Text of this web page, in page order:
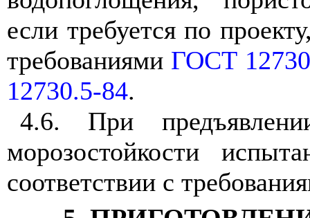
если требуется по
требованиями ГОСТ
12730.5-84.
4.6. При
морозостойкости
соответствии с